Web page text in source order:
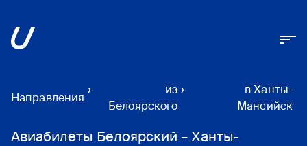
Направления
›
из
Белоярского
›
в Ханты-
Мансийск
Авиабилеты Белоярский – Ханты-